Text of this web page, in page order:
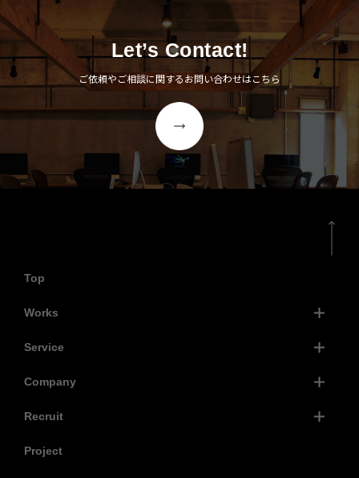
Let’s Contact!
ご依頼やご相談に関するお問い合わせはこちら
Top
Works
Service
Company
Recruit
Project